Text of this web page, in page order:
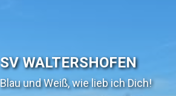
SV WALTERSHOFEN
Blau und Weiß, wie lieb ich Dich!